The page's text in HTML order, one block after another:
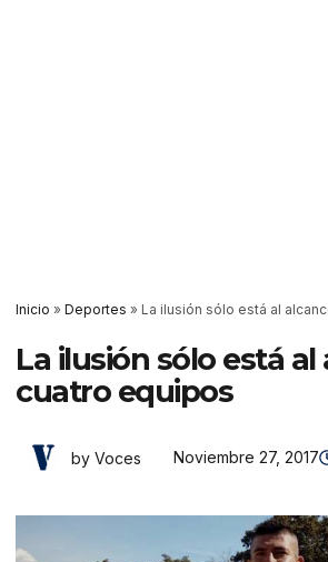
Inicio » Deportes » La ilusión sólo está al
La ilusión sólo está al
cuatro equipos
by Voces Noviembre 27, 2017